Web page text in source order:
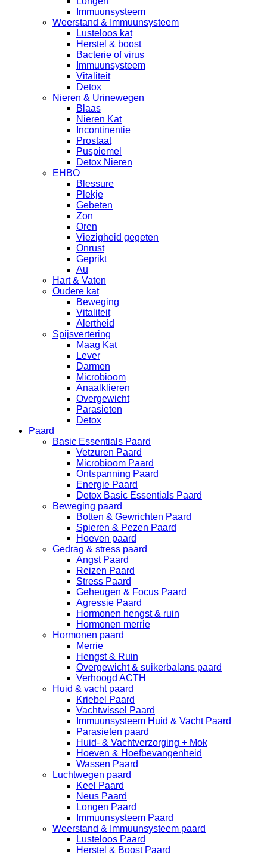
Immuunsysteem
Weerstand & Immuunsysteem
Lusteloos kat
Herstel & boost
Bacterie of virus
Immuunsysteem
Vitaliteit
Detox
Nieren & Urinewegen
Blaas
Nieren Kat
Incontinentie
Prostaat
Puspiemel
Detox Nieren
EHBO
Blessure
Plekje
Gebeten
Zon
Oren
Viezigheid gegeten
Onrust
Geprikt
Au
Hart & Vaten
Oudere kat
Beweging
Vitaliteit
Alertheid
Spijsvertering
Maag Kat
Lever
Darmen
Microbioom
Anaalklieren
Overgewicht
Parasieten
Detox
Paard
Basic Essentials Paard
Vetzuren Paard
Microbioom Paard
Ontspanning Paard
Energie Paard
Detox Basic Essentials Paard
Beweging paard
Botten & Gewrichten Paard
Spieren & Pezen Paard
Hoeven paard
Gedrag & stress paard
Angst Paard
Reizen Paard
Stress Paard
Geheugen & Focus Paard
Agressie Paard
Hormonen hengst & ruin
Hormonen merrie
Hormonen paard
Merrie
Hengst & Ruin
Overgewicht & suikerbalans paard
Verhoogd ACTH
Huid & vacht paard
Kriebel Paard
Vachtwissel Paard
Immuunsysteem Huid & Vacht Paard
Parasieten paard
Huid- & Vachtverzorging + Mok
Hoeven & Hoefbevangenheid
Wassen Paard
Luchtwegen paard
Keel Paard
Neus Paard
Longen Paard
Immuunsysteem Paard
Weerstand & Immuunsysteem paard
Lusteloos Paard
Herstel & Boost Paard